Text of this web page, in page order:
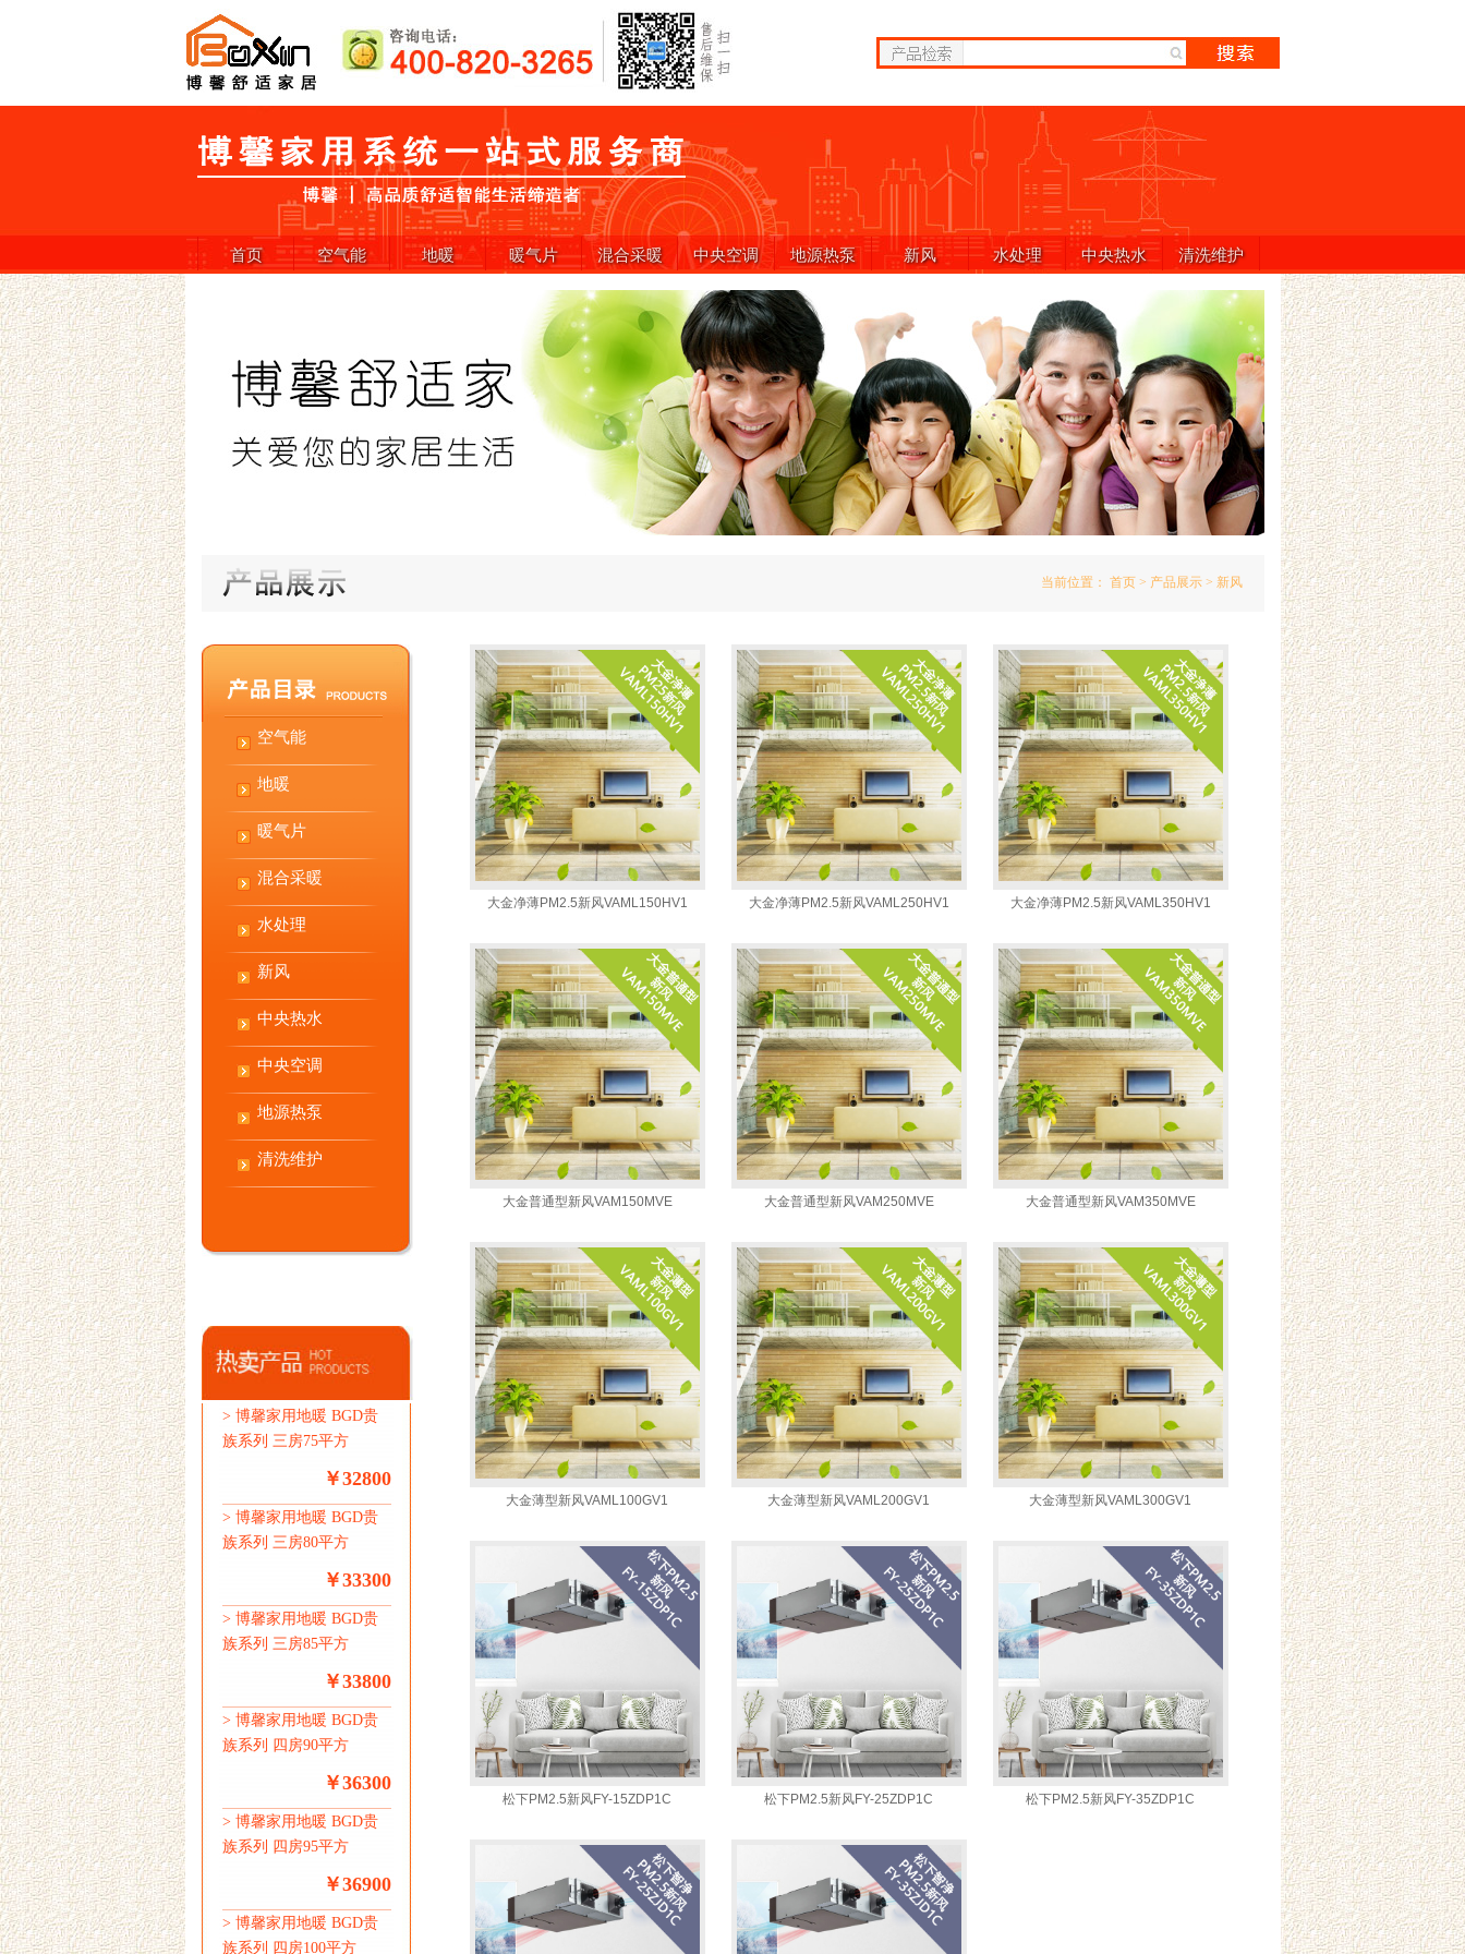
首页 空气能 地暖 暖气片 混合采暖 中央空调 地源热泵 新风 水处理 中央热水 清洗维护
当前位置： 首页> 产品展示> 新风
空气能
地暖
暖气片
混合采暖
水处理
新风
中央热水
中央空调
地源热泵
清洗维护
> 博馨家用地暖 BGD贵
族系列 三房75平方
￥32800
> 博馨家用地暖 BGD贵
族系列 三房80平方
￥33300
> 博馨家用地暖 BGD贵
族系列 三房85平方
￥33800
> 博馨家用地暖 BGD贵
族系列 四房90平方
￥36300
> 博馨家用地暖 BGD贵
族系列 四房95平方
￥36900
> 博馨家用地暖 BGD贵
族系列 四房100平方
大金净薄PM2.5新风VAML150HV1 大金净薄PM2.5新风VAML250HV1 大金净薄PM2.5新风VAML350HV1
大金普通型新风VAM150MVE 大金普通型新风VAM250MVE 大金普通型新风VAM350MVE
大金薄型新风VAML100GV1 大金薄型新风VAML200GV1 大金薄型新风VAML300GV1
松下PM2.5新风FY-15ZDP1C 松下PM2.5新风FY-25ZDP1C 松下PM2.5新风FY-35ZDP1C